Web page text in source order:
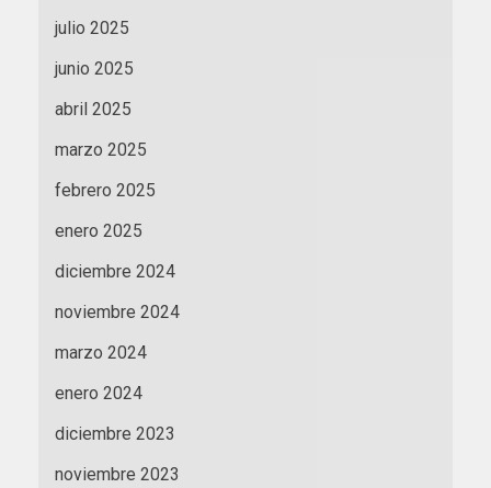
julio 2025
junio 2025
abril 2025
marzo 2025
febrero 2025
enero 2025
diciembre 2024
noviembre 2024
marzo 2024
enero 2024
diciembre 2023
noviembre 2023